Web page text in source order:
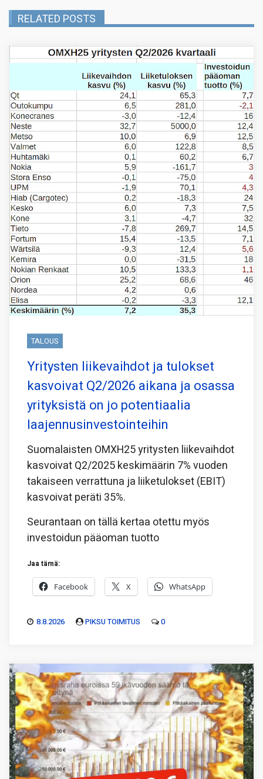
RELATED POSTS
TALOUS
Yritysten liikevaihdot ja tulokset
kasvoivat Q2/2026 aikana ja osassa
yrityksistä on jo potentiaalia
laajennusinvestointeihin
Suomalaisten OMXH25 yritysten liikevaihdot
kasvoivat Q2/2025 keskimäärin 7% vuoden
takaiseen verrattuna ja liiketulokset (EBIT)
kasvoivat peräti 35%.
Seurantaan on tällä kertaa otettu myös
investoidun pääoman tuotto
Jaa tämä:
Facebook X WhatsApp
8.8.2026 PIKSU TOIMITUS 0